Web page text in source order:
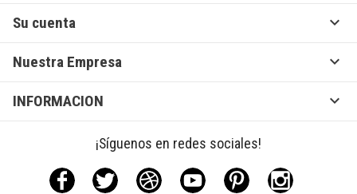
Su cuenta 
Nuestra Empresa 
INFORMACION 
¡Síguenos en redes sociales!
Facebook Twitter Rss YouTubePinterestInstagram